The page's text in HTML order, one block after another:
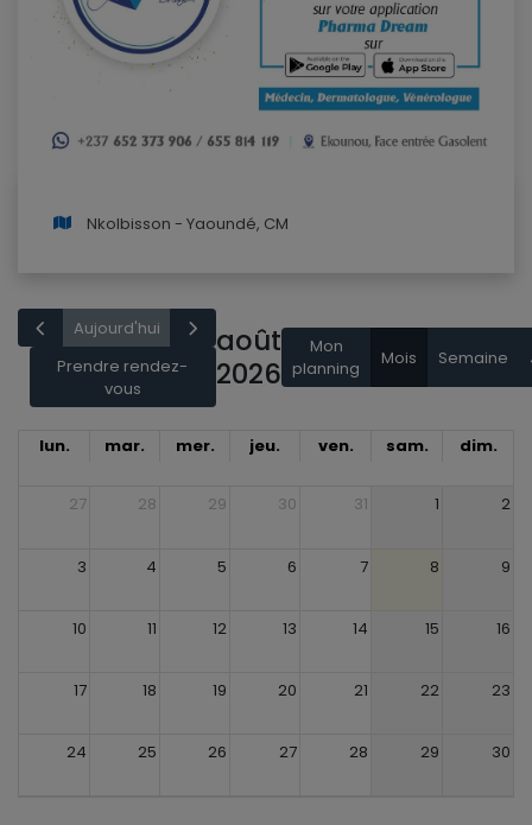
Nkolbisson - Yaoundé, CM
Aujourd'hui
Prendre rendez-
vous
août
2026
Mon
planning
Mois Semaine
lun. mar. mer. jeu. ven. sam. dim.
27 28 29 30 31 1 2
3 4 5 6 7 8 9
10 11 12 13 14 15 16
17 18 19 20 21 22 23
24 25 26 27 28 29 30